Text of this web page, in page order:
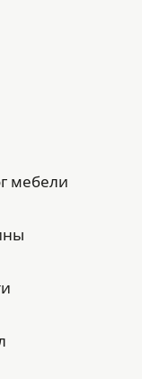
мебели